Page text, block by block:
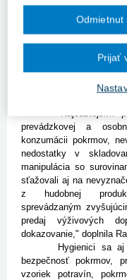
spotreby. "Zaznamenali
chýbajúce doklady o
Daša Račková z
Orgány verejného
1145 podnetov, čo je
celkového počtu bolo
opodstatnených a pri
Najčastejším
prevádzkovej a
konzumácii pokrmov,
nedostatky v
manipulácia so
sťažovali aj na
z hudobnej
sprevádzaným
predaj výživových
dokazovanie," doplnila
Hygienici sa aj v
bezpečnosť pokrmov,
vzoriek potravín,
Odmietnut
Prijať